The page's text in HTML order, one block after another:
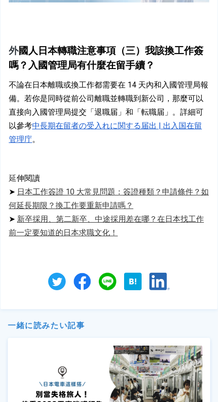
外國人日本轉職注意事項（三）我該換工作簽
嗎？入國管理局有什麼在留手續？
不論在日本離職或換工作都需要在 14 天內和入國管理局報
備。若你是同時從前公司離職並轉職到新公司，那麼可以
直接向入國管理局提交「退職届」和「転職届」。詳細可
以參考中長期在留者の受入れに関する届出 | 出入国在留
管理庁。
延伸閱讀
➤ 日本工作簽證 10 大常見問題：簽證種類？申請條件？如
何延長期限？換工作要重新申請嗎？
➤ 新卒採用、第二新卒、中途採用差在哪？在日本找工作
前一定要知道的日本求職文化！
一緒に読みたい記事